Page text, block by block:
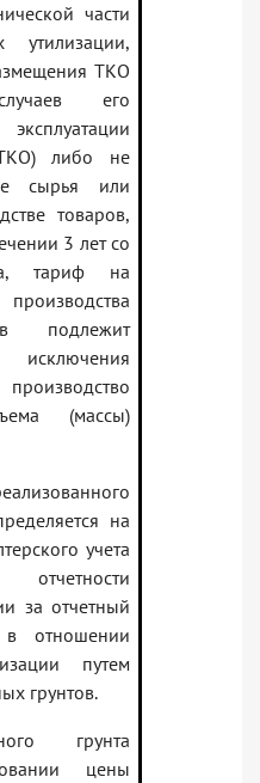
части
ТКО
его
либо не
сырья или
товаров,
3 лет со
тариф на
подлежит
исключения
(массы)
на
учета
за отчетный
в отношении
путем
грунтов.
грунта
цены